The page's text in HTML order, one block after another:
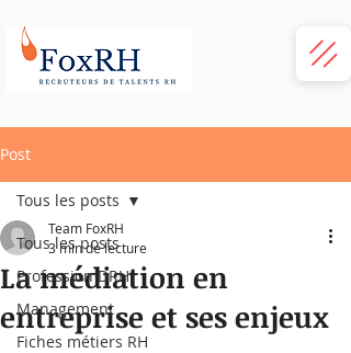
Post
Tous les posts
Profession DRH
Management
Fiches métiers RH
Tous les posts
La médiation en
entreprise et ses enjeux
Team FoxRH
3 min de lecture